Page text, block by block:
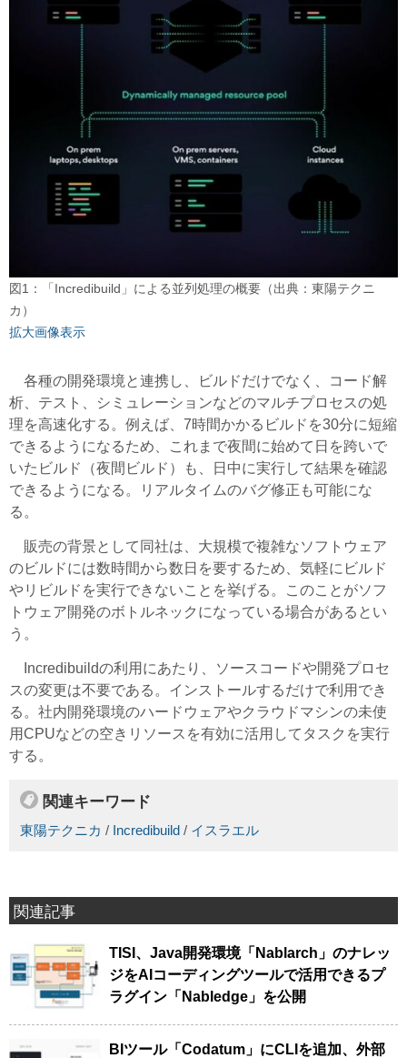
図1：「Incredibuild」による並列処理の概要（出典：東陽テクニ
カ）
拡大画像表示
各種の開発環境と連携し、ビルドだけでなく、コード解
析、テスト、シミュレーションなどのマルチプロセスの処
理を高速化する。例えば、7時間かかるビルドを30分に短縮
できるようになるため、これまで夜間に始めて日を跨いで
いたビルド（夜間ビルド）も、日中に実行して結果を確認
できるようになる。リアルタイムのバグ修正も可能にな
る。
販売の背景として同社は、大規模で複雑なソフトウェア
のビルドには数時間から数日を要するため、気軽にビルド
やリビルドを実行できないことを挙げる。このことがソフ
トウェア開発のボトルネックになっている場合があるとい
う。
Incredibuildの利用にあたり、ソースコードや開発プロセ
スの変更は不要である。インストールするだけで利用でき
る。社内開発環境のハードウェアやクラウドマシンの未使
用CPUなどの空きリソースを有効に活用してタスクを実行
する。
関連キーワード
東陽テクニカ / Incredibuild / イスラエル
関連記事
TISI、Java開発環境「Nablarch」のナレッ
ジをAIコーディングツールで活用できるプ
ラグイン「Nabledge」を公開
BIツール「Codatum」にCLIを追加、外部